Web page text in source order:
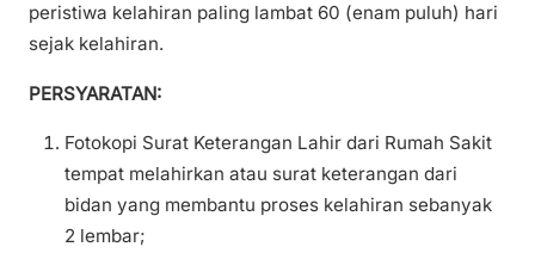
peristiwa kelahiran paling lambat 60 (enam puluh) hari
sejak kelahiran.
PERSYARATAN:
Fotokopi Surat Keterangan Lahir dari Rumah Sakit
tempat melahirkan atau surat keterangan dari
bidan yang membantu proses kelahiran sebanyak
2 lembar;